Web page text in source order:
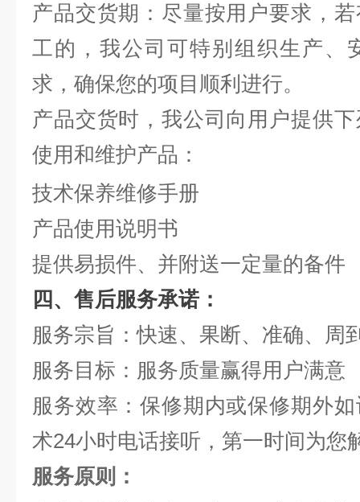
产品交货期：尽量按用户要求，
工的，我公司可特别组织生产、
求，确保您的项目顺利进行。
产品交货时，我公司向用户提供
使用和维护产品：
技术保养维修手册
产品使用说明书
提供易损件、并附送一定量的备件
四、售后服务承诺：
服务宗旨：快速、果断、准确、周
服务目标：服务质量赢得用户满意
服务效率：保修期内或保修期外
术24小时电话接听，第一时间为您
服务原则：